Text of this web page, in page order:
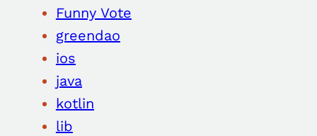
Funny Vote
greendao
ios
java
kotlin
lib